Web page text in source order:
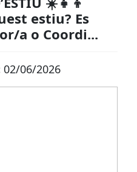
estiu? Es
a o Coordi...
02/06/2026